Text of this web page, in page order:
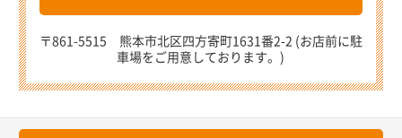
〒861-5515 熊本市北区四方寄町1631番2-2 (お店前に駐
車場をご用意しております。)